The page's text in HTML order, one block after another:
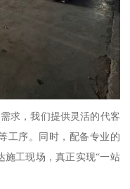
求，我们提供灵活的代客
工序。同时，配备专业的
施工现场，真正实现“一站